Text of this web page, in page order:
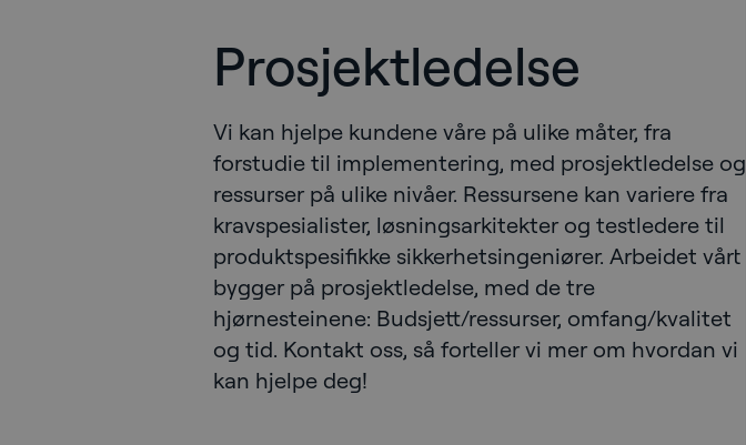
Prosjektledelse
Vi kan hjelpe kundene våre på ulike måter, fra
forstudie til implementering, med prosjektledelse og
ressurser på ulike nivåer. Ressursene kan variere fra
kravspesialister, løsningsarkitekter og testledere til
produktspesifikke sikkerhetsingeniører. Arbeidet vårt
bygger på prosjektledelse, med de tre
hjørnesteinene: Budsjett/ressurser, omfang/kvalitet
og tid. Kontakt oss, så forteller vi mer om hvordan vi
kan hjelpe deg!